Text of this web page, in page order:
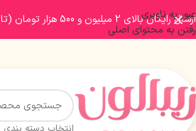
عبور به ناوبری
رفتن به محتوای اصلی
ارسال رایگان بالای 2 میلیون و 500 هزار تومان (تا 5 کیلوگرم)